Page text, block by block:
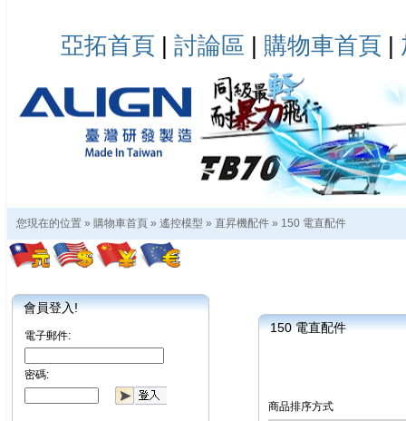
亞拓首頁 | 討論區 | 購物車首頁 |
您現在的位置 » 購物車首頁 » 遙控模型 » 直昇機配件 » 150 電直配件
會員登入!
電子郵件:
密碼:
150 電直配件
商品排序方式